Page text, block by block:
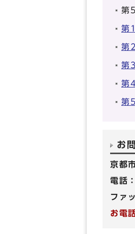
第
第
第
第
第
第
お
京
電話：
ファ
お電